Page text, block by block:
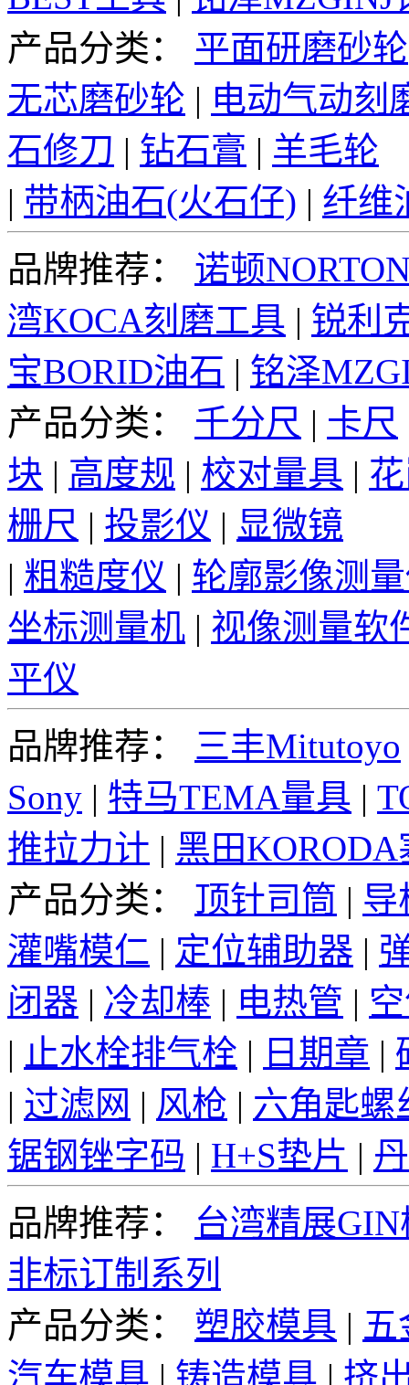
产品分类：
平面研磨砂轮
无芯磨砂轮 | 电动气动刻
石修刀 | 钻石膏 | 羊毛轮
| 带柄油石(火石仔) | 纤维
品牌推荐：
诺顿
湾KOCA刻磨工具 | 锐利
宝BORID油石 | 铭泽
产品分类：
千分尺 | 卡尺
块 | 高度规 | 校对量具 |
栅尺 | 投影仪 | 显微镜
| 粗糙度仪 | 轮廓影像测
坐标测量机 | 视像测量软
平仪
品牌推荐：
三丰Mitutoyo
Sony | 特马TEMA量具 |
推拉力计 | 黑田
产品分类：
顶针司筒 | 导
灌嘴模仁 | 定位辅助器 |
闭器 | 冷却棒 | 电热管 |
| 止水栓排气栓 | 日期章 |
| 过滤网 | 风枪 | 六角匙螺
锯钢锉字码 | H+S垫片 |
品牌推荐：
台湾精展
非标订制系列
产品分类：
塑胶模具 | 五
汽车模具 | 铸造模具 | 挤